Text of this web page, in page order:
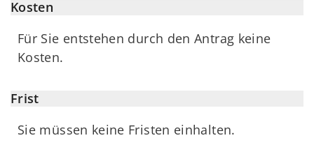
Kosten
Für Sie entstehen durch den Antrag keine
Kosten.
Frist
Sie müssen keine Fristen einhalten.